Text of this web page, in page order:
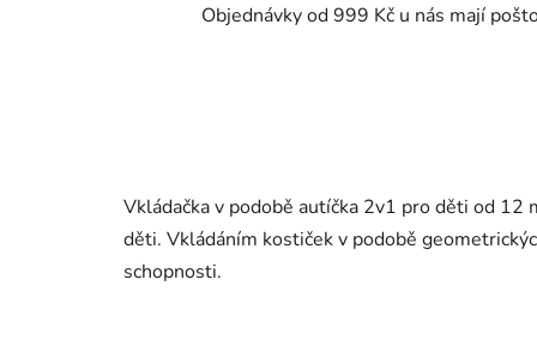
Objednávky od 999 Kč u nás mají
Vkládačka v podobě autíčka 2v1 pro děti od
děti. Vkládáním kostiček v podobě
schopnosti.